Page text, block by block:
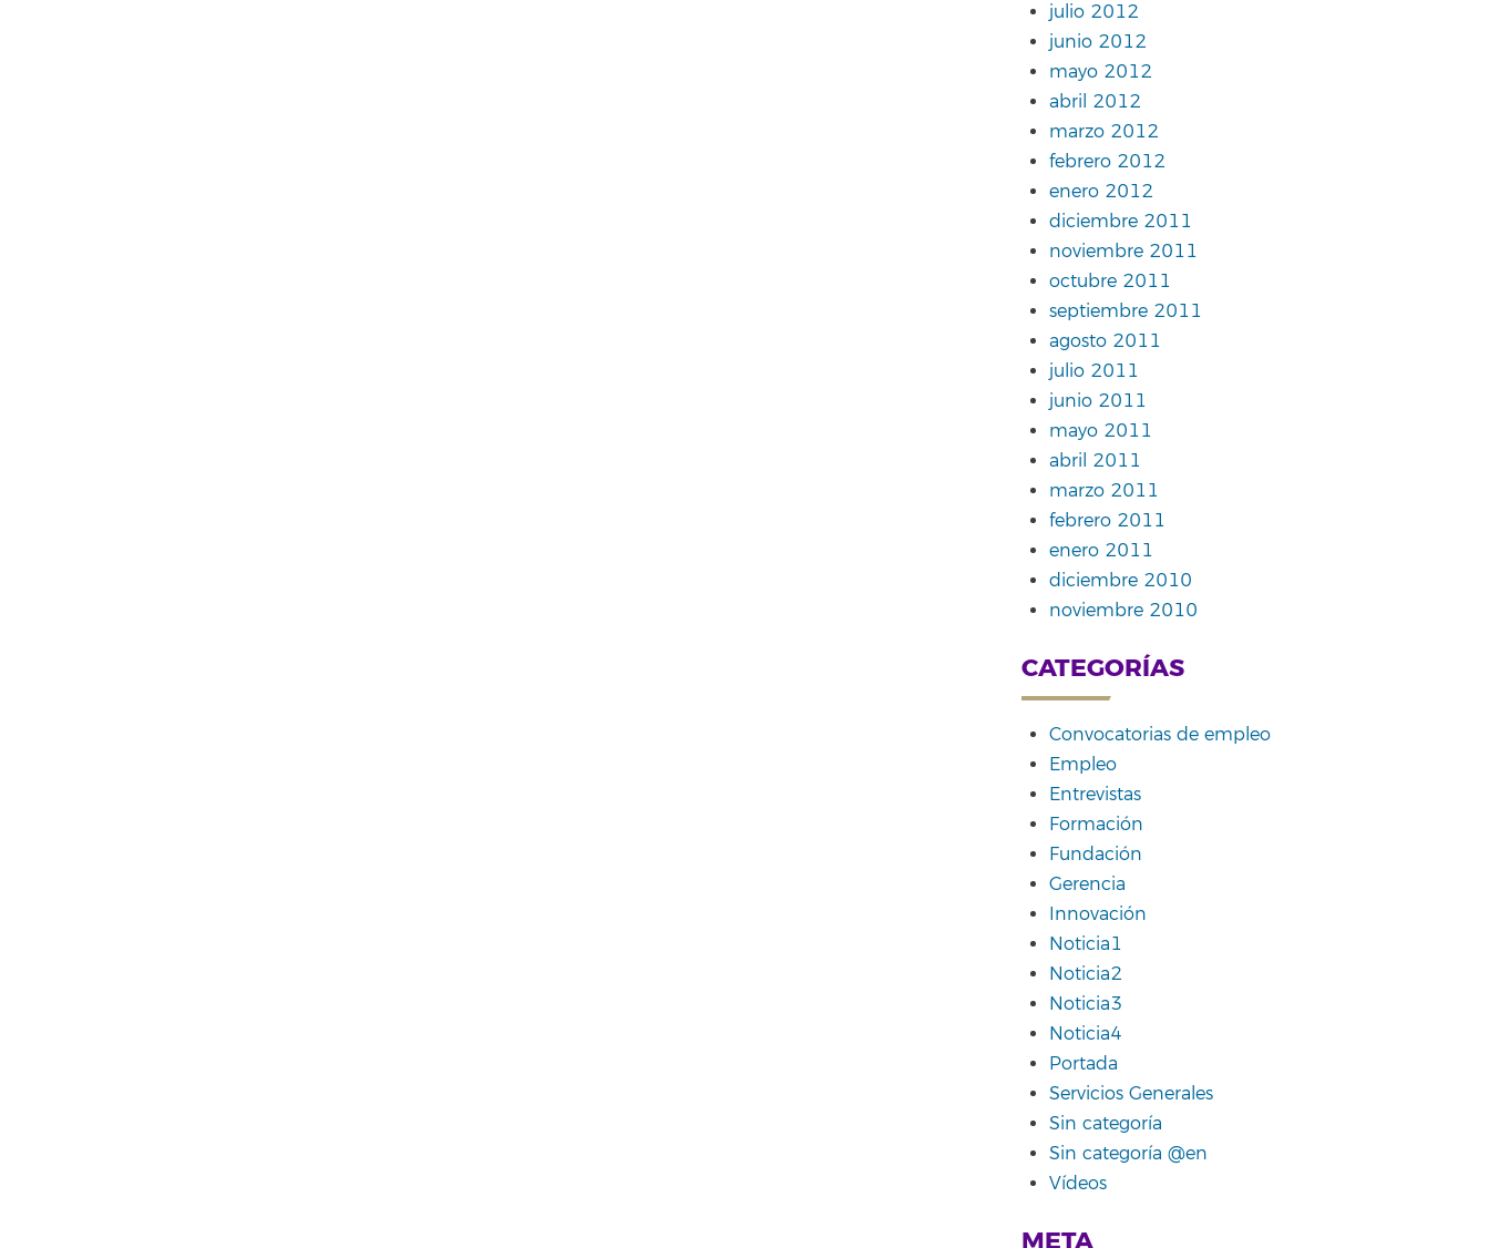
julio 2012
junio 2012
mayo 2012
abril 2012
marzo 2012
febrero 2012
enero 2012
diciembre 2011
noviembre 2011
octubre 2011
septiembre 2011
agosto 2011
julio 2011
junio 2011
mayo 2011
abril 2011
marzo 2011
febrero 2011
enero 2011
diciembre 2010
noviembre 2010
CATEGORÍAS
Convocatorias de empleo
Empleo
Entrevistas
Formación
Fundación
Gerencia
Innovación
Noticia1
Noticia2
Noticia3
Noticia4
Portada
Servicios Generales
Sin categoría
Sin categoría @en
Vídeos
META